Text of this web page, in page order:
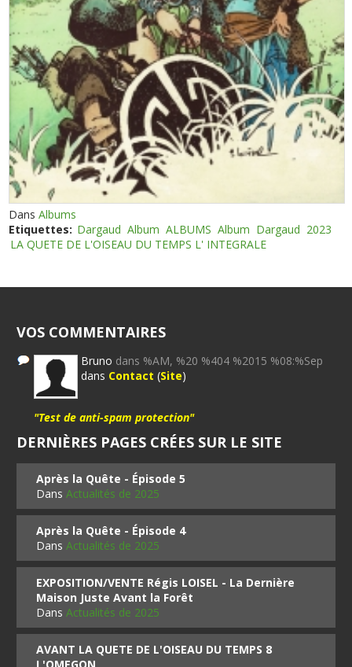
DansAlbums
Etiquettes: Dargaud Album ALBUMS Album Dargaud 2023
LA QUETE DE L'OISEAU DU TEMPS L' INTEGRALE
VOS COMMENTAIRES
Bruno dans %AM, %20 %404 %2015 %08:%Sep
dans Contact (Site)
"Test de anti-spam protection"
DERNIÈRES PAGES CRÉES SUR LE SITE
Après la Quête - Épisode 5
DansActualités de 2025
Après la Quête - Épisode 4
DansActualités de 2025
EXPOSITION/VENTE Régis LOISEL - La Dernière
Maison Juste Avant la Forêt
DansActualités de 2025
AVANT LA QUETE DE L'OISEAU DU TEMPS 8